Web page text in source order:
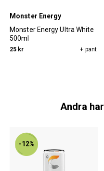
Monster Energy
Monster Energy Ultra White
500ml
25 kr + pant
Andra
-12%